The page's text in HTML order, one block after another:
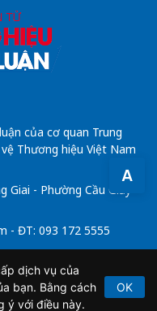
A
của cơ quan Trung
Thương hiệu Việt Nam
- Phường Cầu Giấy -
- ĐT: 093 172 5555
64/GP-BTTTT do Bộ
2/2020.
dịch vụ của
bạn. Bằng cách
ý với điều này.
OK